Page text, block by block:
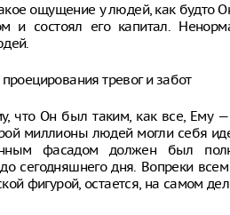
ощущение у людей, как будто
и состоял его капитал.
тревог и забот
что Он был таким, как все, Ему —
миллионы людей могли себя
фасадом должен был
сегодняшнего дня. Вопреки
фигурой, остается, на самом